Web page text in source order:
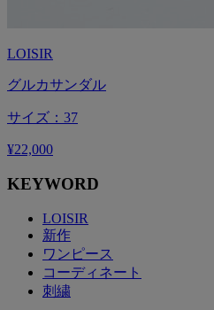
LOISIR
グルカサンダル
サイズ：37
¥22,000
KEYWORD
LOISIR
新作
ワンピース
コーディネート
刺繍